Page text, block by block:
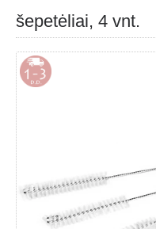
šepetėliai, 4 vnt.